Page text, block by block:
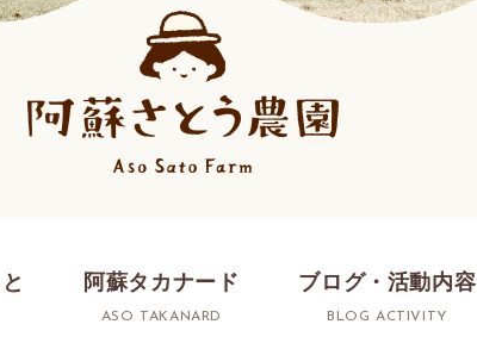
阿蘇タカナード
ASO TAKANARD
ブログ・活動内容
BLOG ACTIVITY